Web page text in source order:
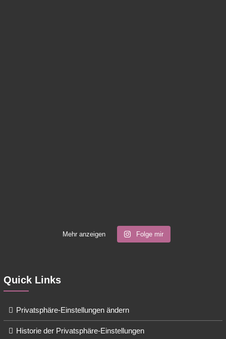
Mehr anzeigen Folge mir
Quick Links
Privatsphäre-Einstellungen ändern
Historie der Privatsphäre-Einstellungen